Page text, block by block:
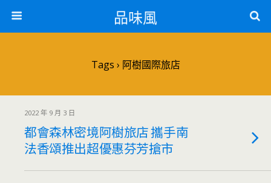
品味風
Tags › 阿樹國際旅店
2022 年 9 月 3 日
都會森林密境阿樹旅店 攜手南
法香頌推出超優惠芬芳搶市